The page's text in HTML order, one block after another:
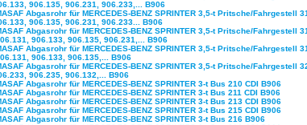
906.135, 906.231, 906.233,... B906
Abgasrohr für MERCEDES-BENZ SPRINTER 3,5-t Pritsche/Fahrgestell
906.135, 906.231, 906.233... B906
Abgasrohr für MERCEDES-BENZ SPRINTER 3,5-t Pritsche/Fahrgestell
906.133, 906.135, 906.231,... B906
Abgasrohr für MERCEDES-BENZ SPRINTER 3,5-t Pritsche/Fahrgestell
906.133, 906.135,... B906
Abgasrohr für MERCEDES-BENZ SPRINTER 3,5-t Pritsche/Fahrgestell
906.235, 906.132,... B906
Abgasrohr für MERCEDES-BENZ SPRINTER 3-t Bus 210 CDI B906
Abgasrohr für MERCEDES-BENZ SPRINTER 3-t Bus 211 CDI B906
Abgasrohr für MERCEDES-BENZ SPRINTER 3-t Bus 213 CDI B906
Abgasrohr für MERCEDES-BENZ SPRINTER 3-t Bus 215 CDI B906
Abgasrohr für MERCEDES-BENZ SPRINTER 3-t Bus 216 B906